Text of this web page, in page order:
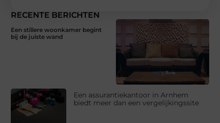
RECENTE BERICHTEN
Een stillere woonkamer begint
bij de juiste wand
Een assurantiekantoor in Arnhem
biedt meer dan een vergelijkingssite